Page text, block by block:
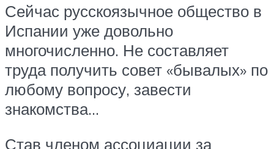
Сейчас русскоязычное общество в
Испании уже довольно
многочисленно. Не составляет
труда получить совет «бывалых» по
любому вопросу, завести
знакомства…
Став членом ассоциации за